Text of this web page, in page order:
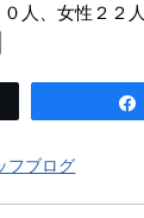
人、女性２２
フブログ